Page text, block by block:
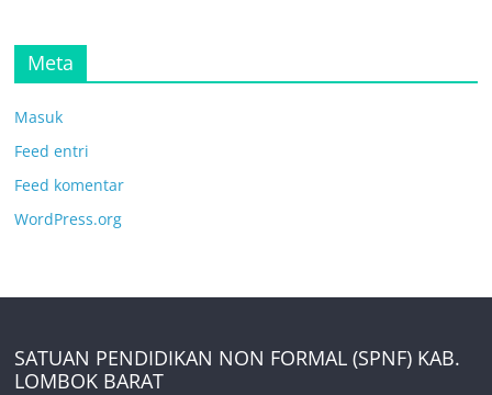
Meta
Masuk
Feed entri
Feed komentar
WordPress.org
SATUAN PENDIDIKAN NON FORMAL (SPNF) KAB.
LOMBOK BARAT